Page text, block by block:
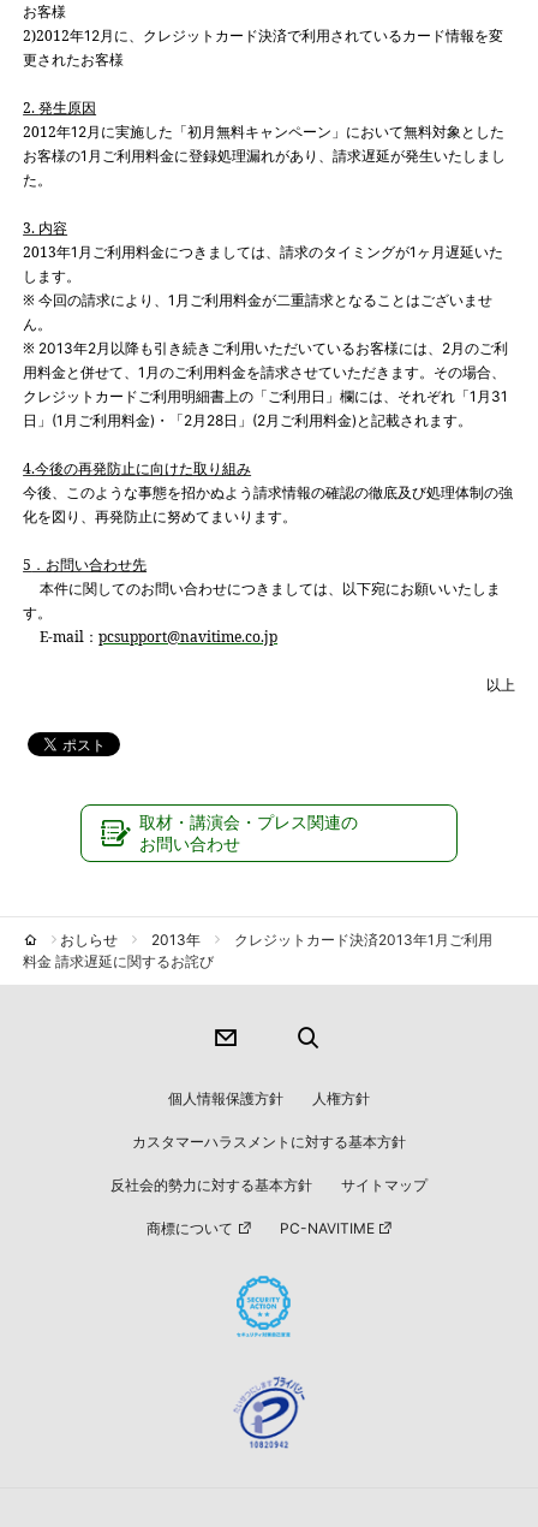
お客様
2)2012年12月に、クレジットカード決済で利用されているカード情報を変
更されたお客様
2.発生原因
2012年12月に実施した「初月無料キャンペーン」において無料対象とした
お客様の1 月ご利用料金に登録処理漏れがあり、請求遅延が発生いたしまし
た。
3. 内容
2013年1 月ご利用料金につきましては、請求のタイミングが1 ヶ月遅延いた
します。
※ 今回の請求により、1 月ご利用料金が二重請求となることはございませ
ん。
※ 2013年2月以降も引き続きご利用いただいているお客様には、 2月のご利
用料金と併せて、1 月のご利用料金を請求させていただきます。その場合、
クレジットカードご利用明細書上の「ご利用日」欄には、それぞれ「1 月 31
日」 (1 月ご利用料金) ・「2月 28日」 (2月ご利用料金) と記載されます。
4.今後の再発防止に向けた取り組み
今後、このような事態を招かぬよう請求情報の確認の徹底及び処理体制の強
化を図り、再発防止に努めてまいります。
5 ．お問い合わせ先
本件に関してのお問い合わせにつきましては、以下宛にお願いいたしま
す。
E-mail ：pcsupport@navitime.co.jp
以上
取材・講演会・プレス関連の
お問い合わせ
おしらせ 2013年
クレジットカード決済2013年1月ご利用
料金 請求遅延に関するお詫び
個人情報保護方針 人権方針
カスタマーハラスメントに対する基本方針
反社会的勢力に対する基本方針 サイトマップ
商標について PC-NAVITIME